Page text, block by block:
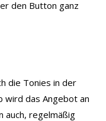
den Button ganz
die Tonies in der
wird das Angebot an
auch, regelmäßig